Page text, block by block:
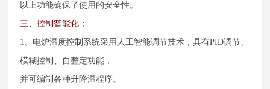
以上功能确保了使用的安全性。
三、控制智能化；
1、电炉温度控制系统采用人工智能调节技术，具有PID调节、
模糊控制、自整定功能，
并可编制各种升降温程序。